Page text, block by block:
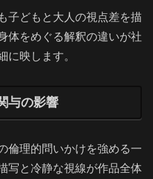
子どもと大人の視点差を描
体をめぐる解釈の違いが社
に映します。
与の影響
倫理的問いかけを強める一
写と冷静な視線が作品全体